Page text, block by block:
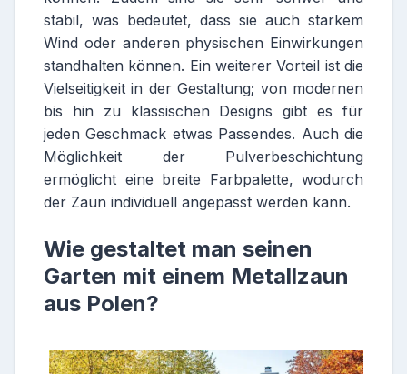
stabil, was bedeutet, dass sie auch starkem
Wind oder anderen physischen Einwirkungen
standhalten können. Ein weiterer Vorteil ist die
Vielseitigkeit in der Gestaltung; von modernen
bis hin zu klassischen Designs gibt es für
jeden Geschmack etwas Passendes. Auch die
Möglichkeit der Pulverbeschichtung
ermöglicht eine breite Farbpalette, wodurch
der Zaun individuell angepasst werden kann.
Wie gestaltet man seinen
Garten mit einem Metallzaun
aus Polen?